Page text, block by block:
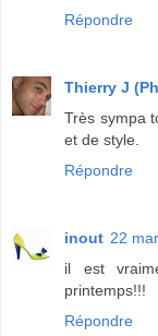
Répondre
Thierry J
Très sympa
et de style.
Répondre
inout 22
il est
printemps!!!
Répondre